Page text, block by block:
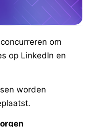
om
op LinkedIn en
worden